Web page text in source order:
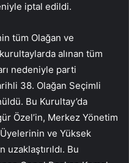
iptal edildi.
tüm Olağan ve
alınan tüm
nedeniyle parti
38. Olağan Seçimli
Bu Kurultay’da
Özel’in, Merkez Yönetim
ve Yüksek
Bu